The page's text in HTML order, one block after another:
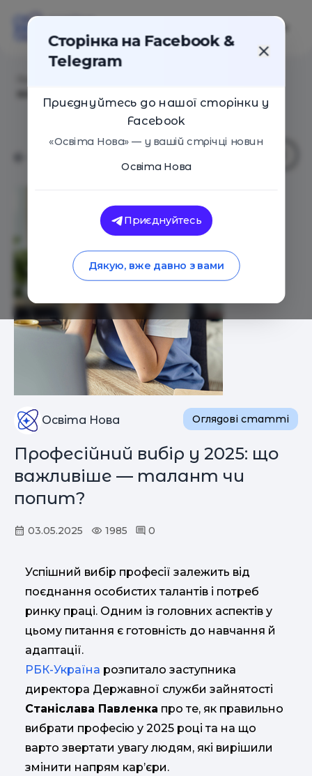
Освіта Нова Оглядові статті
Професійний вибір у 2025: що
важливіше — талант чи
попит?
03.05.2025 1985 0
Успішний вибір професії залежить від
поєднання особистих талантів і потреб
ринку праці. Одним із головних аспектів у
цьому питання є готовність до навчання й
адаптації.
РБК-Україна розпитало заступника
директора Державної служби зайнятості
Станіслава Павленка про те, як правильно
вибрати професію у 2025 році та на що
варто звертати увагу людям, які вирішили
змінити напрям кар’єри.
Сторінка на Facebook &
Telegram
Приєднуйтесь до нашої сторінки у
Facebook
«Освіта Нова» — у вашій стрічці новин
Освіта Нова
Приєднуйтесь
Дякую, вже давно з вами